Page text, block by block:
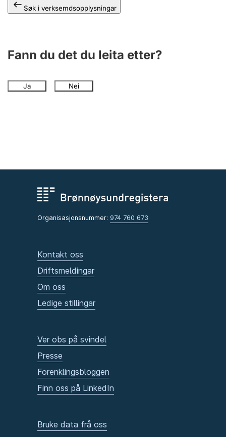
Søk i verksemdsopplysningar
Fann du det du leita etter?
Ja Nei
Organisasjonsnummer: 974 760 673
Kontakt oss
Driftsmeldingar
Om oss
Ledige stillingar
Ver obs på svindel
Presse
Forenklingsbloggen
Finn oss på LinkedIn
Bruke data frå oss